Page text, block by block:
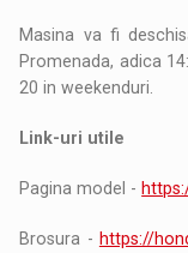
Masina va fi
Promenada, adica
20 in weekenduri.
Link-uri utile
Pagina model -
Brosura - https://